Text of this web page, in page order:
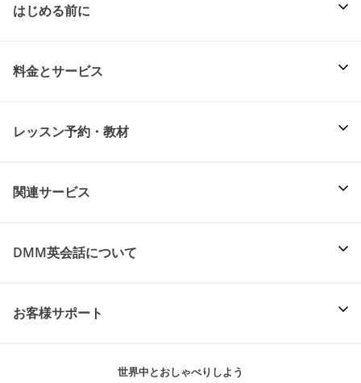
はじめる前に
料金とサービス
レッスン予約・教材
関連サービス
DMM英会話について
お客様サポート
世界中とおしゃべりしよう